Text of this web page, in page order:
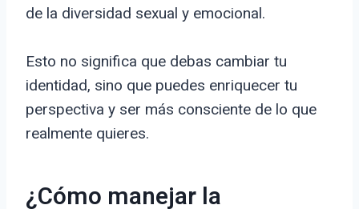
de la diversidad sexual y emocional.
Esto no significa que debas cambiar tu
identidad, sino que puedes enriquecer tu
perspectiva y ser más consciente de lo que
realmente quieres.
¿Cómo manejar la